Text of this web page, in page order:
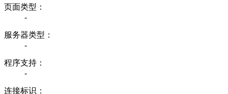
页面类型：
-
服务器类型：
-
程序支持：
-
连接标识：